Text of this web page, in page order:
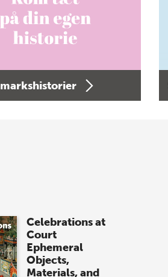
Celebrations at
Court
Ephemeral
Objects,
Materials, and